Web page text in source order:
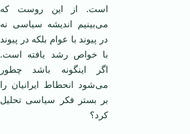
است. از این روست که
می‌بینیم اندیشه سیاسی نه
در پیوند با عوام بلکه در پیوند
با خواص رشد یافته است.
اگر اینگونه باشد چطور
می‌شود انحطاط ایرانیان را
بر بستر فکر سیاسی تحلیل
کرد؟